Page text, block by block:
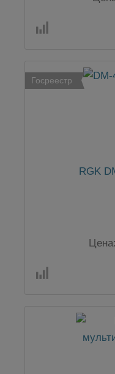
Госреестр
RGK
Цена: